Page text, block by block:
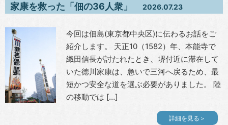
家康を救った「佃の36人衆」 2026.07.23
今回は佃島(東京都中央区)に伝わるお話をご
紹介します。 天正10（1582）年、本能寺で
織田信長が討たれたとき、堺付近に滞在して
いた徳川家康は、急いで三河へ戻るため、最
短かつ安全な道を選ぶ必要がありました。 陸
の移動では […]
詳細を見る＞